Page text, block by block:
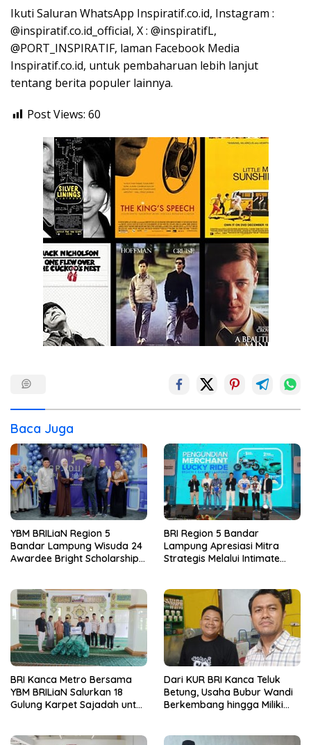
Ikuti Saluran WhatsApp Inspiratif.co.id, Instagram :
@inspiratif.co.id_official, X : @inspiratifL,
@PORT_INSPIRATIF, laman Facebook Media
Inspiratif.co.id, untuk pembaharuan lebih lanjut
tentang berita populer lainnya.
Post Views: 60
Baca Juga
YBM BRILiaN Region 5
Bandar Lampung Wisuda 24
Awardee Bright Scholarship
BRI Region 5 Bandar
Lampung Apresiasi Mitra
Strategis Melalui Intimate
Ride
BRI Kanca Metro Bersama
YBM BRILiaN Salurkan 18
Gulung Karpet Sajadah untuk
Dari KUR BRI Kanca Teluk
Betung, Usaha Bubur Wandi
Berkembang hingga Miliki